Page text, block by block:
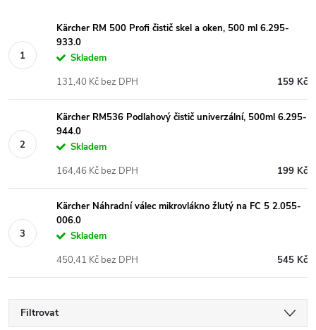
Kärcher RM 500 Profi čistič skel a oken, 500 ml 6.295-
933.0
Skladem
159 Kč
131,40 Kč bez DPH
Kärcher RM536 Podlahový čistič univerzální, 500ml 6.295-
944.0
Skladem
199 Kč
164,46 Kč bez DPH
Kärcher Náhradní válec mikrovlákno žlutý na FC 5 2.055-
006.0
Skladem
545 Kč
450,41 Kč bez DPH
Filtrovat